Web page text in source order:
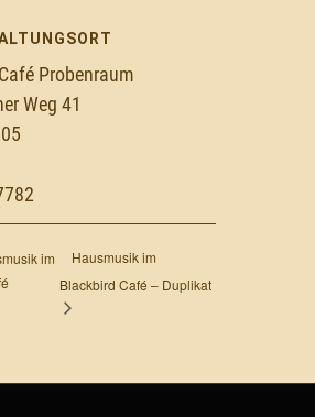
Probenraum
Weg 41
im
Hausmusik im
Blackbird Café – Duplikat